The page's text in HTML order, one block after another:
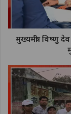
मुख्यमंत्री विष्णु